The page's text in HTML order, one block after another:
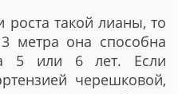
роста такой лианы, то
метра она способна
5 или 6 лет. Если
черешковой,